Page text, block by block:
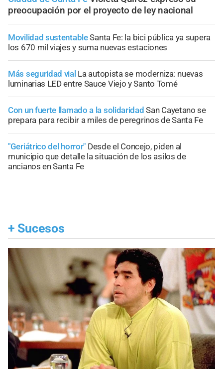
preocupación por el proyecto de ley nacional
Movilidad sustentableSanta Fe: la bici pública ya supera
los 670 mil viajes y suma nuevas estaciones
Más seguridad vial La autopista se moderniza: nuevas
luminarias LED entre Sauce Viejo y Santo Tomé
Con un fuerte llamado a la solidaridad San Cayetano se
prepara para recibir a miles de peregrinos de Santa Fe
"Geriátrico del horror" Desde el Concejo, piden al
municipio que detalle la situación de los asilos de
ancianos en Santa Fe
+ Sucesos